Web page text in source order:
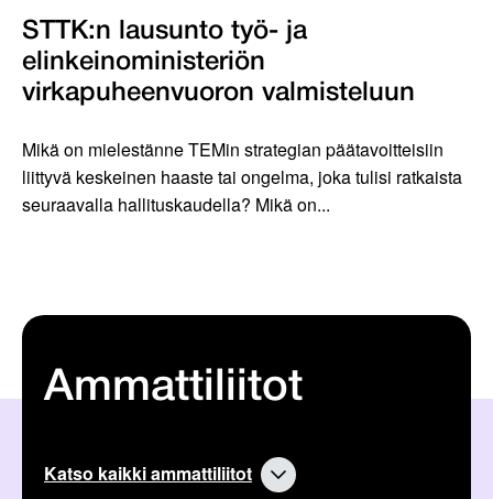
STTK:n lausunto työ- ja
elinkeinoministeriön
virkapuheenvuoron valmisteluun
Mikä on mielestänne TEMin strategian päätavoitteisiin
liittyvä keskeinen haaste tai ongelma, joka tulisi ratkaista
seuraavalla hallituskaudella? Mikä on...
Ammattiliitot
Katso kaikki ammattiliitot